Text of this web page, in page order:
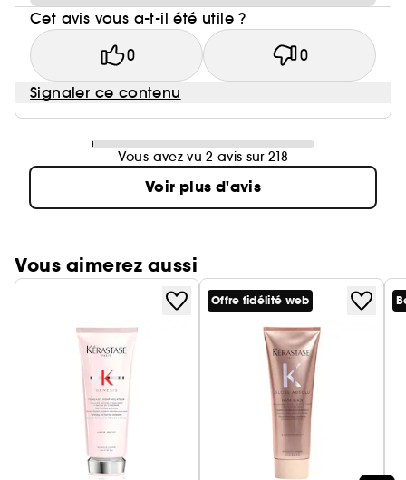
Cet avis vous a-t-il été utile ?
0 0
Signaler ce contenu
Vous avez vu 2 avis sur 218
Voir plus d'avis
Vous aimerez aussi
Offre fidélité web